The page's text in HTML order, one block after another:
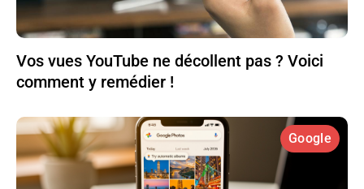
Vos vues YouTube ne décollent pas ? Voici
comment y remédier !
Google